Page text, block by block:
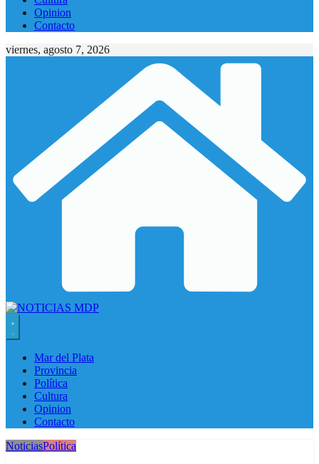
Opinion
Contacto
viernes, agosto 7, 2026
Mar del Plata
Provincia
Política
Cultura
Opinion
Contacto
NoticiasPolítica